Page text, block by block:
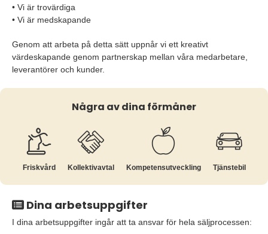
• Vi är trovärdiga
• Vi är medskapande
Genom att arbeta på detta sätt uppnår vi ett kreativt
värdeskapande genom partnerskap mellan våra medarbetare,
leverantörer och kunder.
Några av dina förmåner
Friskvård Kollektiv­avtal Kompetens­utveckling Tjänstebil
Dina arbetsuppgifter
I dina arbetsuppgifter ingår att ta ansvar för hela säljprocessen: